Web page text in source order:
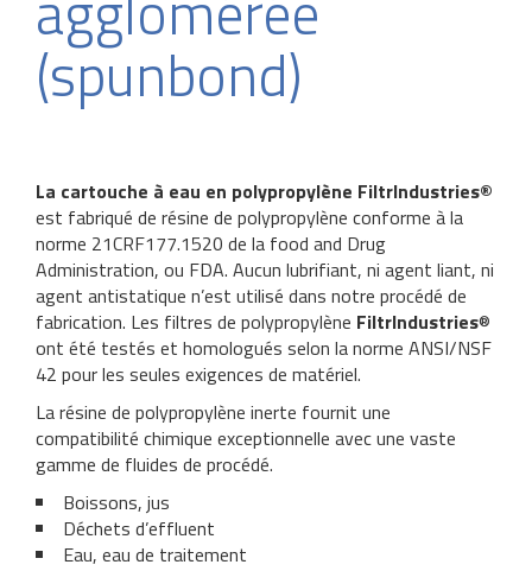
(spunbond)
La cartouche à eau en polypropylène FiltrIndustries®
est fabriqué de résine de polypropylène conforme à la
norme 21CRF177.1520 de la food and Drug
Administration, ou FDA. Aucun lubrifiant, ni agent liant, ni
agent antistatique n’est utilisé dans notre procédé de
fabrication. Les filtres de polypropylène FiltrIndustries®
ont été testés et homologués selon la norme ANSI/NSF
42 pour les seules exigences de matériel.
La résine de polypropylène inerte fournit une
compatibilité chimique exceptionnelle avec une vaste
gamme de fluides de procédé.
Boissons, jus
Déchets d’effluent
Eau, eau de traitement